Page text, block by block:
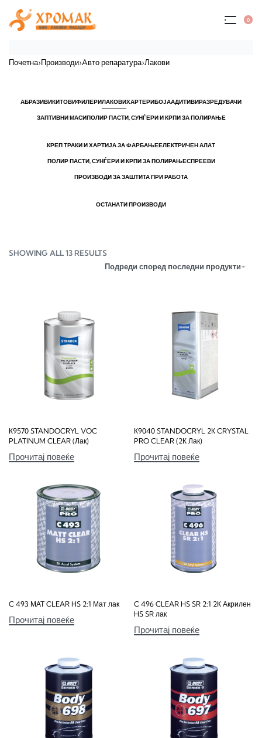
0
Почетна›Производи›Aвто репаратура›Лакови
АБРАЗИВИКИТОВИФИЛЕРИЛАКОВИХАРТЕРИБОЈААДИТИВИРАЗРЕДУВАЧИ
ЗАПТИВНИ МАСИПОЛИР ПАСТИ, СУНЃЕРИ И КРПИ ЗА ПОЛИРАЊЕ
КРЕП ТРАКИ И ХАРТИЈА ЗА ФАРБАЊЕЕЛЕКТРИЧЕН АЛАТ
ПОЛИР ПАСТИ, СУНЃЕРИ И КРПИ ЗА ПОЛИРАЊЕСПРЕЕВИ
ПРОИЗВОДИ ЗА ЗАШТИТА ПРИ РАБОТА
ОСТАНАТИ ПРОИЗВОДИ
SHOWING ALL 13 RESULTS
Подреди според последни продукти
К9570 STANDOCRYL VOC
PLATINUM CLEAR (Лак)
Прочитај повеќе
К9040 STANDOCRYL 2К CRYSTAL
PRO CLEAR (2К Лак)
Прочитај повеќе
C 493 МАТ CLEAR HS 2:1 Мат лак
Прочитај повеќе
C 496 CLEAR HS SR 2:1 2К Акрилен
HS SR лак
Прочитај повеќе